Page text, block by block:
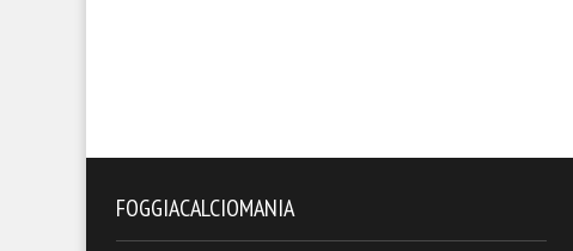
FOGGIACALCIOMANIA